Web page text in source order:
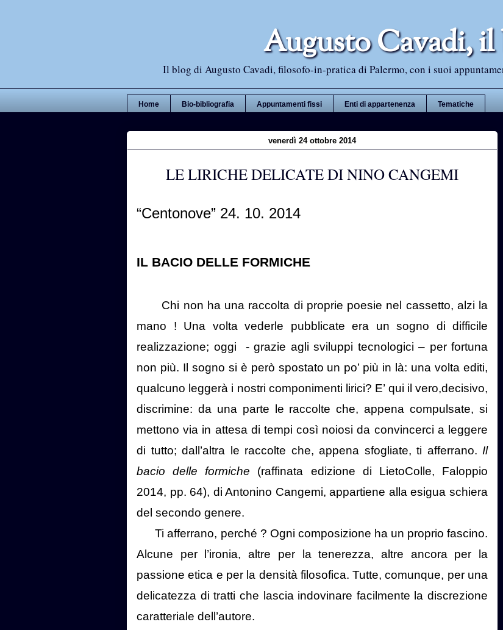
Augusto Cavadi,
Il blog di Augusto Cavadi, filosofo-in-pratica di Palermo, con i suoi
Home Bio-bibliografia Appuntamenti fissi Enti di appartenenza Tematiche
venerdì 24 ottobre 2014
LE LIRICHE DELICATE DI NINO CANGEMI
“Centonove” 24. 10. 2014
IL BACIO DELLE FORMICHE
Chi non ha una raccolta di proprie poesie nel cassetto, alzi la
mano ! Una volta vederle pubblicate era un sogno di difficile
realizzazione; oggi
- grazie agli sviluppi tecnologici – per fortuna
non più. Il sogno si è però spostato un po’ più in là: una volta editi,
qualcuno leggerà i nostri componimenti lirici? E’ qui il vero,decisivo,
discrimine: da una parte le raccolte che, appena compulsate, si
mettono via in attesa di tempi così noiosi da convincerci a leggere
di tutto; dall’altra le raccolte che, appena sfogliate, ti afferrano. Il
bacio delle formiche (raffinata edizione di LietoColle, Faloppio
2014, pp. 64), di Antonino Cangemi, appartiene alla esigua schiera
del secondo genere.
Ti afferrano, perché ? Ogni composizione ha un proprio fascino.
Alcune per l’ironia, altre per la tenerezza, altre ancora per la
passione etica e per la densità filosofica. Tutte, comunque, per una
delicatezza di tratti che lascia indovinare facilmente la discrezione
caratteriale dell’autore.